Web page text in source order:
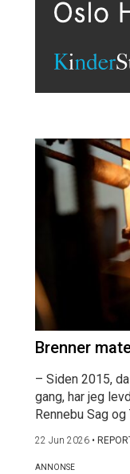
Brenner
– Siden 2015,
gang, har jeg
Rennebu Sag og
22 Jun 2026 •